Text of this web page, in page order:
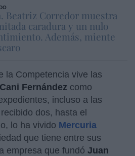
Beatriz Corredor muestra
caradura y un nulo
Además, miente
la Competencia vive las
Cani Fernández como
incluso a las
dos, hasta el
lo ha vivido Mercuria
que tiene entre sus
empresa que fundó Juan